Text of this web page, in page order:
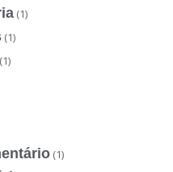
(1)
(1)
(1)
(1)